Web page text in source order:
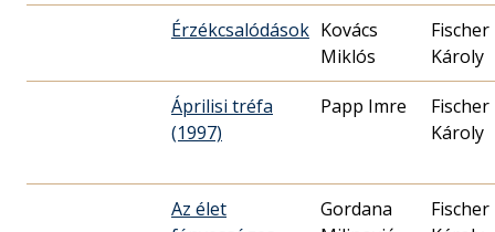
Érzékcsalódások Kovács
Miklós
Fischer
Károly
Áprilisi tréfa
(1997)
Papp Imre
Fischer
Károly
Az élet
Gordana
Fischer